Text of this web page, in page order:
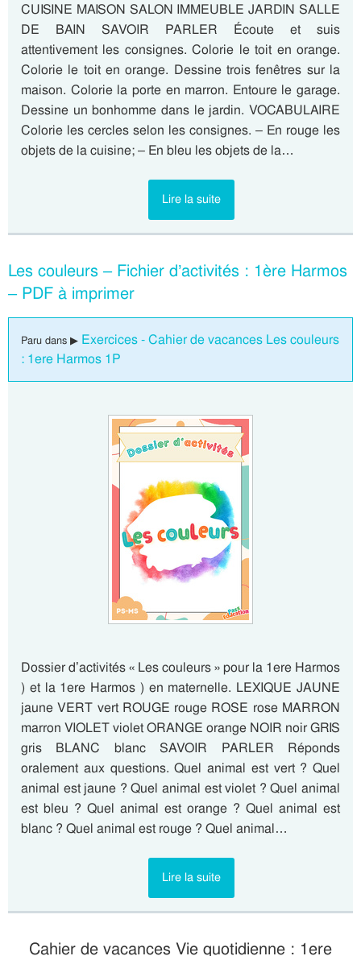
CUISINE MAISON SALON IMMEUBLE JARDIN SALLE
DE BAIN SAVOIR PARLER Écoute et suis
attentivement les consignes. Colorie le toit en orange.
Colorie le toit en orange. Dessine trois fenêtres sur la
maison. Colorie la porte en marron. Entoure le garage.
Dessine un bonhomme dans le jardin. VOCABULAIRE
Colorie les cercles selon les consignes. – En rouge les
objets de la cuisine; – En bleu les objets de la…
Lire la suite
Les couleurs – Fichier d’activités : 1ère Harmos
– PDF à imprimer
Paru dans ▶ Exercices - Cahier de vacances Les couleurs
: 1ere Harmos 1P
Dossier d’activités « Les couleurs » pour la 1ere Harmos
) et la 1ere Harmos ) en maternelle. LEXIQUE JAUNE
jaune VERT vert ROUGE rouge ROSE rose MARRON
marron VIOLET violet ORANGE orange NOIR noir GRIS
gris BLANC blanc SAVOIR PARLER Réponds
oralement aux questions. Quel animal est vert ? Quel
animal est jaune ? Quel animal est violet ? Quel animal
est bleu ? Quel animal est orange ? Quel animal est
blanc ? Quel animal est rouge ? Quel animal…
Lire la suite
Cahier de vacances Vie quotidienne : 1ere